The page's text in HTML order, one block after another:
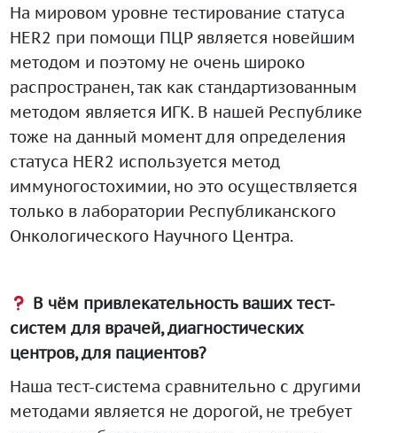
На мировом уровне тестирование статуса
HER2 при помощи ПЦР является новейшим
методом и поэтому не очень широко
распространен, так как стандартизованным
методом является ИГК. В нашей Республике
тоже на данный момент для определения
статуса HER2 используется метод
иммуногостохимии, но это осуществляется
только в лаборатории Республиканского
Онкологического Научного Центра.
В чём привлекательность ваших тест-
систем для врачей, диагностических
центров, для пациентов?
Наша тест-система сравнительно с другими
методами является не дорогой, не требует